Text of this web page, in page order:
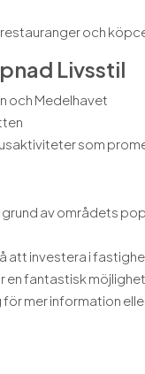
och
Livsstil
och Medelhavet
som
av områdets
att investera i
en fantastisk
mer information